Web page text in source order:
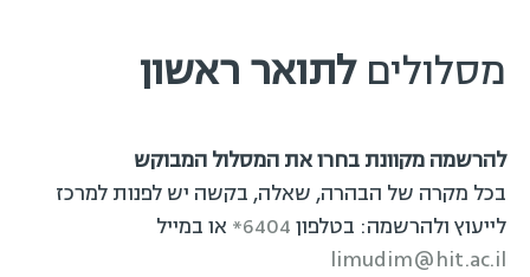
מסלוליםלתואר ראשון
להרשמה מקוונת בחרו את המסלול המבוקש
בכל מקרה של הבהרה, שאלה, בקשה יש לפנות למרכז
לייעוץ ולהרשמה: בטלפון 6404* או במייל
limudim@hit.ac.il